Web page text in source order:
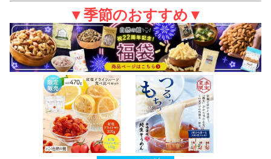
▼季節のおすすめ▼